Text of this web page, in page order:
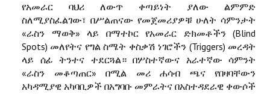
የአመራር ባህሪ ለውጥ ቀጣይነት ያለው ልምምድ
ስለሚያስፈልገው፣ በሥልጠናው የመጀመሪያዎቹ ሁለት ሳምንታት
«ራስን ማወቅ» ላይ በማተኮር የአመራር ድክመቶችን (Blind
Spots) መለየትና የግል ስሜት ቀስቃሽ ነገሮችን (Triggers) መረዳት
ላይ ሰፊ ትንተና ተደርጓል። በሦስተኛውና አራተኛው ሳምንት
«ራስን መቆጣጠር» በሚል መሪ ሐሳብ ጫና የበዛባቸውን
አካዳሚያዊ አካባቢዎች በአግባቡ መምራትና በአስተዳደራዊ ቀውሶች